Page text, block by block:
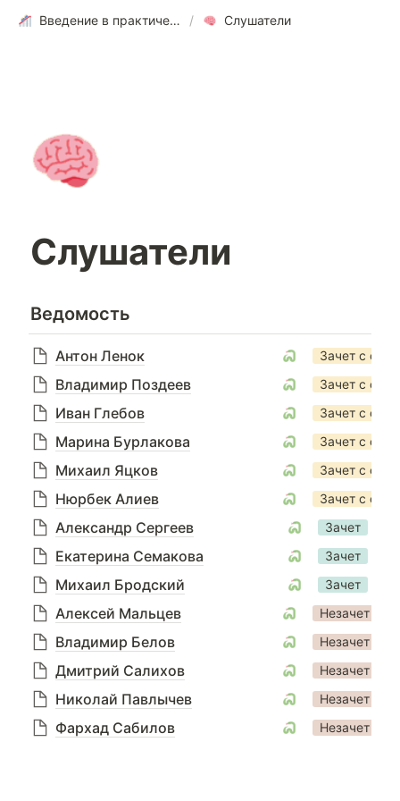
Введение в практические методы оптимизации / Слушатели
Слушатели
Ведомость
Антон Ленок Зачет с
Владимир Поздеев Зачет с
Иван Глебов Зачет с
Марина Бурлакова Зачет с
Михаил Яцков Зачет с
Нюрбек Алиев Зачет с
Александр Сергеев Зачет
Екатерина Семакова Зачет
Михаил Бродский Зачет
Алексей Мальцев Незачет
Владимир Белов Незачет
Дмитрий Салихов Незачет
Николай Павлычев Незачет
Фархад Сабилов Незачет